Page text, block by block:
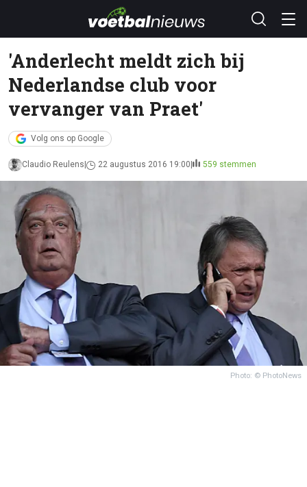
'Anderlecht meldt zich bij
Nederlandse club voor
vervanger van Praet'
Volg ons op Google
Claudio Reulens 22 augustus 2016 19:00 559 stemmen
Photo: © PhotoNews